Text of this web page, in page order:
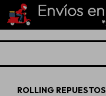
ROLLING REPUESTOS